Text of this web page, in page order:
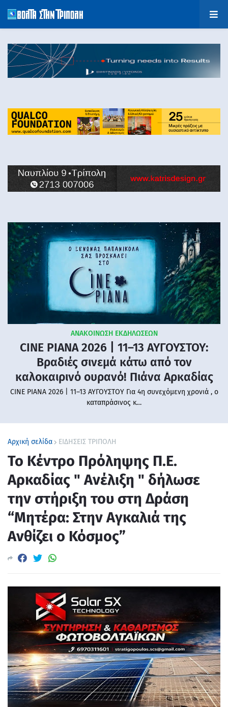
ΑΝΑΚΟΙΝΩΣΗ ΕΚΔΗΛΩΣΕΩΝ
CINE PIANA 2026 | 11–13 ΑΥΓΟΥΣΤΟΥ:
Βραδιές σινεμά κάτω από τον
καλοκαιρινό ουρανό! Πιάνα Αρκαδίας
CINE PIANA 2026 | 11–13 ΑΥΓΟΥΣΤΟΥ Για 4η συνεχόμενη χρονιά , ο
καταπράσινος κ…
Αρχική σελίδα ΕΙΔΗΣΕΙΣ ΤΡΙΠΟΛΗ
Το Κέντρο Πρόληψης Π.Ε.
Αρκαδίας " Ανέλιξη " δήλωσε
την στήριξη του στη Δράση
“Μητέρα: Στην Αγκαλιά της
Ανθίζει ο Κόσμος”